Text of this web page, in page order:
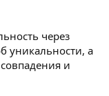
через
уникальности, а
и